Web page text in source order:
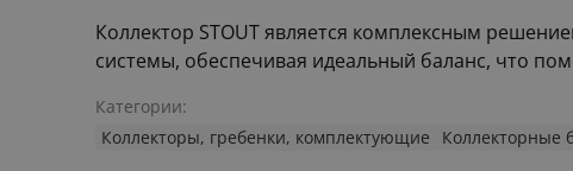
Коллектор STOUT является комплексным
системы, обеспечивая идеальный баланс, что
Категории:
Коллекторы, гребенки, комплектующие
Коллекторные